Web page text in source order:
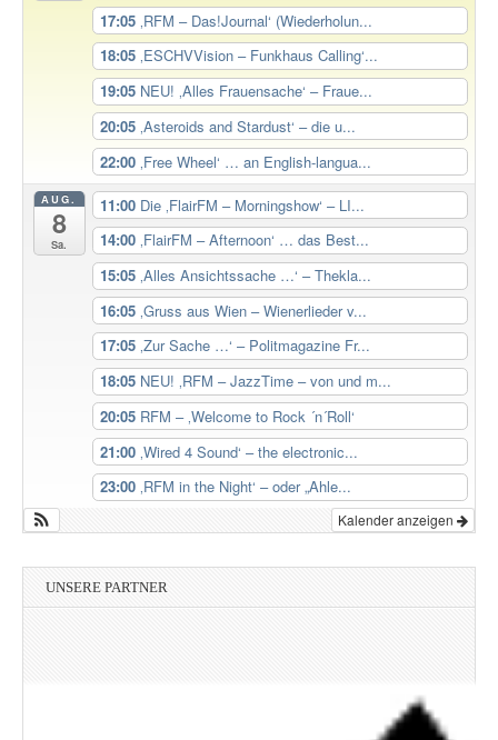
17:05 ‚RFM – Das!Journal‘ (Wiederholun...
18:05 ‚ESCHVVision – Funkhaus Calling‘...
19:05 NEU! ‚Alles Frauensache‘ – Fraue...
20:05 ‚Asteroids and Stardust‘ – die u...
22:00 ‚Free Wheel‘ … an English-langua...
AUG.
8
Sa.
11:00 Die ‚FlairFM – Morningshow‘ – LI...
14:00 ‚FlairFM – Afternoon‘ … das Best...
15:05 ‚Alles Ansichtssache …‘ – Thekla...
16:05 ‚Gruss aus Wien – Wienerlieder v...
17:05 ‚Zur Sache …‘ – Politmagazine Fr...
18:05 NEU! ‚RFM – JazzTime – von und m...
20:05 RFM – ‚Welcome to Rock ´n´Roll‘
21:00 ‚Wired 4 Sound‘ – the electronic...
23:00 ‚RFM in the Night‘ – oder „Ahle...
Kalender anzeigen
UNSERE PARTNER